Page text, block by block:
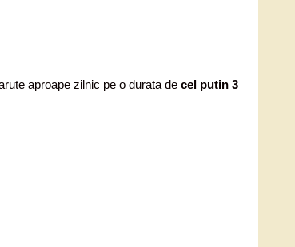
aproape zilnic pe o durata de cel putin 3